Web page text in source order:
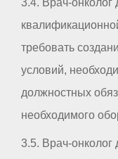
3.4. Врач-онколог
требовать
условий,
должностных
необходимого
3.5. Врач-онколог